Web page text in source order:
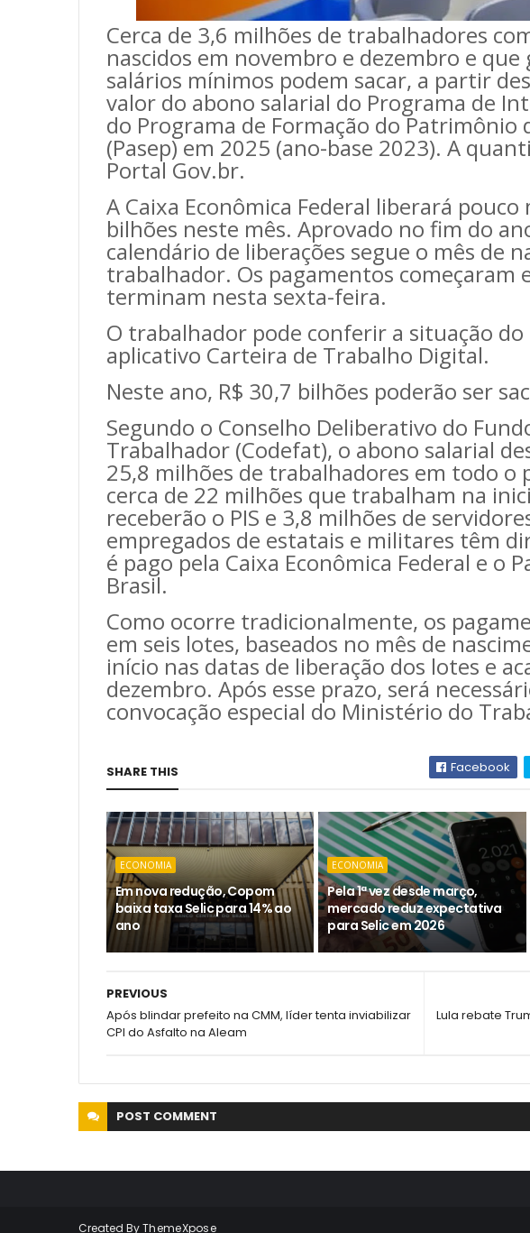
Cerca de 3,6 milhões de trabalhadores
nascidos em novembro e dezembro e
salários mínimos podem sacar, a partir
valor do abono salarial do Programa de
do Programa de Formação do Patrimônio
(Pasep) em 2025 (ano-base 2023). A
Portal Gov.br.
A Caixa Econômica Federal liberará pouco
bilhões neste mês. Aprovado no fim do
calendário de liberações segue o mês de
trabalhador. Os pagamentos começaram
terminam nesta sexta-feira.
O trabalhador pode conferir a situação
aplicativo Carteira de Trabalho Digital.
Neste ano, R$ 30,7 bilhões poderão ser
Segundo o Conselho Deliberativo do
Trabalhador (Codefat), o abono salarial
25,8 milhões de trabalhadores em todo o
cerca de 22 milhões que trabalham na
receberão o PIS e 3,8 milhões de
empregados de estatais e militares têm
é pago pela Caixa Econômica Federal e o
Brasil.
Como ocorre tradicionalmente, os
em seis lotes, baseados no mês de
início nas datas de liberação dos lotes e
dezembro. Após esse prazo, será
convocação especial do Ministério do
SHARE THIS Facebook
ECONOMIA
Em nova redução, Copom
baixa taxa Selic para 14% ao
ano
ECONOMIA
Pela 1ª vez desde março,
mercado reduz expectativa
para Selic em 2026
Lula rebate
PREVIOUS
Após blindar prefeito na CMM, líder tenta inviabilizar
CPI do Asfalto na Aleam
POST COMMENT
Created ByThemeXpose